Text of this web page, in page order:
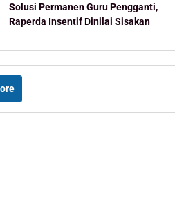
Solusi Permanen Guru Pengganti,
Raperda Insentif Dinilai Sisakan